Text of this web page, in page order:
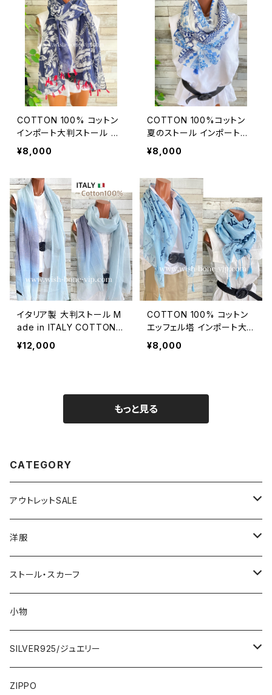
COTTON 100% コットン
インポート大判ストール ｜
ロングストール・心地よい肌
触りのスカーフ/ネイビー＆
¥8,000
COTTON 100%コットン
夏のストール インポート大
判・ロングストール・通気
性・肌触り良いスカーフ/エ
¥8,000
イタリア製 大判ストール M
ade in ITALY COTTON 1
00% コットン｜ロングスト
ール・心地よい肌触りのスカ
¥12,000
COTTON 100% コットン
エッフェル塔 インポート大
判ストール ・心地よい肌触
りのスカーフ/ブルー＆ネイ
¥8,000
もっと見る
CATEGORY
アウトレットSALE
1000円
2000円
3000円
5000円
7000円
洋服
インポートワンピース
ロング・マキシ
ひざ・ミディ
トップス・カーディガン・アウター
カーディガン
イタリア製ジャケット
スカート・パンツ
ストール・スカーフ
大判ストール・ロングスカーフ
小さめスカーフ
コットンストール・スカーフ
小物
SILVER925/ジュエリー
指輪・リング
ZIPPO